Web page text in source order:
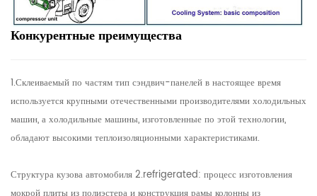
Конкурентные преимущества
1.Склеиваемый по частям тип сэндвич-панелей в настоящее время
используется крупными отечественными производителями холодильных
машин, а холодильные машины, изготовленные по этой технологии,
обладают высокими теплоизоляционными характеристиками.
Структура кузова автомобиля 2.refrigerated: процесс изготовления